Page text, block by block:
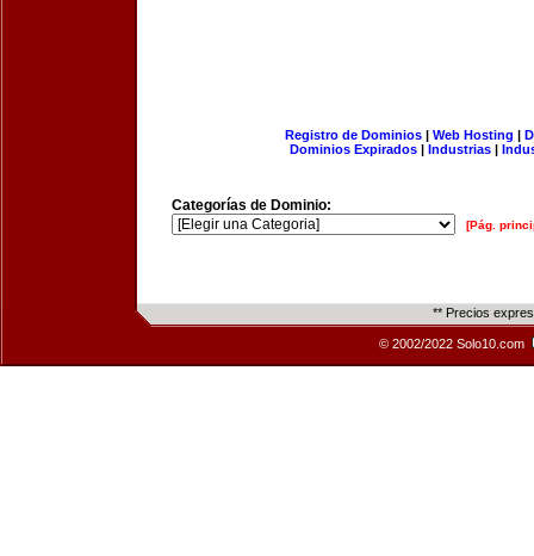
Registro de Dominios| Web Hosting |
Dominios Expirados | Industrias |
Categorías de Dominio:
[Pág.
** Precios
© 2002/2022 Solo10.com